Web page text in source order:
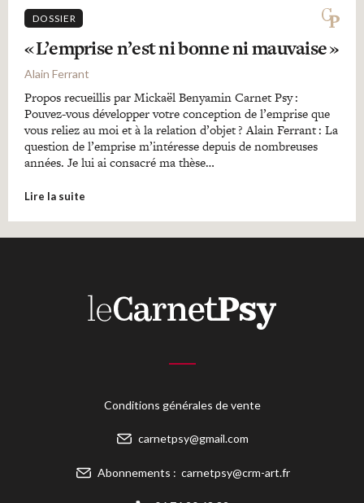
DOSSIER
« L’emprise n’est ni bonne ni mauvaise »
Alain Ferrant
Propos recueillis par Mickaël Benyamin Carnet Psy :
Pouvez-vous développer votre conception de l’emprise que
vous reliez au moi et à la relation d’objet ? Alain Ferrant : La
question de l’emprise m’intéresse depuis de nombreuses
années. Je lui ai consacré ma thèse…
Lire la suite
Conditions générales de vente
carnetpsy@gmail.com
Abonnements : carnetpsy@crm-art.fr